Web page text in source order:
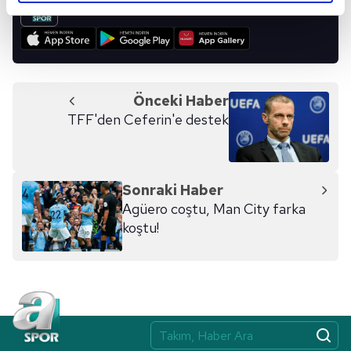
kalemimiz olduğunu sizlere hatırlatmak isteriz.
Her halükârda, kullanıcılar, bu çerezlere izin vermedikleri
gösterilmeyecektir."
Sizlere daha iyi bir hizmet sunabilmek için İnternet
Sitemizde kendimize ve üçüncü kişilere ait çerezler
verileriniz işlenmekte olup gerekli olan çerezler bilgi
toplumu hizmetlerinin sunulması amacıyla
kullanılmaktadır. Diğer çerezler, sitemizin daha işlevsel
kılınması ve kişiselleştirilmesi ve sizlere yönelik
sınırlı olarak açık rızanız dahilinde kullanılacaktır.
Çerezlere ilişkin tercihlerinizi aşağıda yer alan panel
vasıtasıyla belirleyebilirsiniz. Çerezlere ilişkin detaylı bilgi
UYGULAMALARIMIZI İNDİRİN!
Önceki Haber
TFF'den Ceferin'e destek
Sonraki Haber
Agüero coştu, Man City farka
koştu!